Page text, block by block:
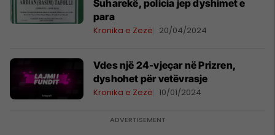
Suharekë, policia jep dyshimet e
para
Kronika e Zezë 20/04/2024
Vdes një 24-vjeçar në Prizren,
dyshohet për vetëvrasje
Kronika e Zezë 10/01/2024